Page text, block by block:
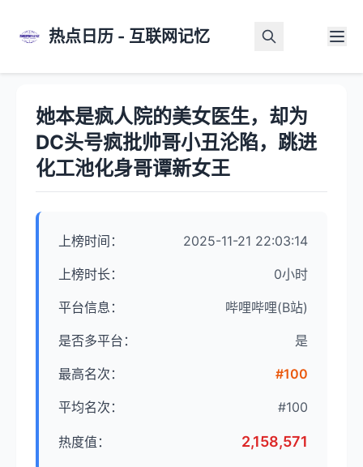
热点日历 - 互联网记忆
她本是疯人院的美女医生，却为
DC头号疯批帅哥小丑沦陷，跳进
化工池化身哥谭新女王
上榜时间： 2025-11-21 22:03:14
上榜时长： 0小时
平台信息： 哔哩哔哩(B站)
是否多平台： 是
最高名次： #100
平均名次： #100
热度值： 2,158,571